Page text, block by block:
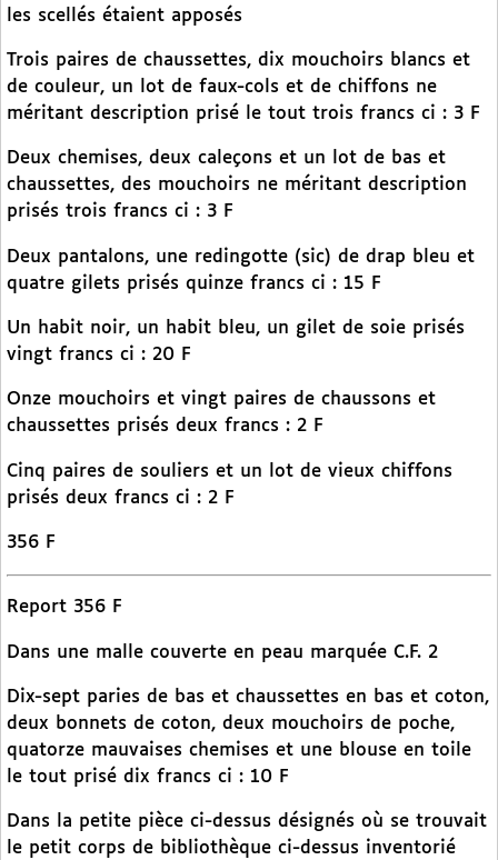
les scellés étaient apposés
Trois paires de chaussettes, dix mouchoirs blancs et
de couleur, un lot de faux-cols et de chiffons ne
méritant description prisé le tout trois francs ci : 3 F
Deux chemises, deux caleçons et un lot de bas et
chaussettes, des mouchoirs ne méritant description
prisés trois francs ci : 3 F
Deux pantalons, une redingotte (sic) de drap bleu et
quatre gilets prisés quinze francs ci : 15 F
Un habit noir, un habit bleu, un gilet de soie prisés
vingt francs ci : 20 F
Onze mouchoirs et vingt paires de chaussons et
chaussettes prisés deux francs : 2 F
Cinq paires de souliers et un lot de vieux chiffons
prisés deux francs ci : 2 F
356 F
Report 356 F
Dans une malle couverte en peau marquée C.F. 2
Dix-sept paries de bas et chaussettes en bas et coton,
deux bonnets de coton, deux mouchoirs de poche,
quatorze mauvaises chemises et une blouse en toile
le tout prisé dix francs ci : 10 F
Dans la petite pièce ci-dessus désignés où se trouvait
le petit corps de bibliothèque ci-dessus inventorié